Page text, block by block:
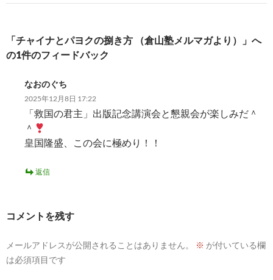
ゲ
ー
シ
「チャイナとパヨクの捌き方 （倉山塾メルマガより）」へ
の1件のフィードバック
なおのぐち
2025年12月8日 17:22
「救国の君主」出版記念講演会と懇親会が楽しみだ＾
＾
皇国隆盛、この会に極めり！！
返信
コメントを残す
メールアドレスが公開されることはありません。 ※ が付いている欄
は必須項目です